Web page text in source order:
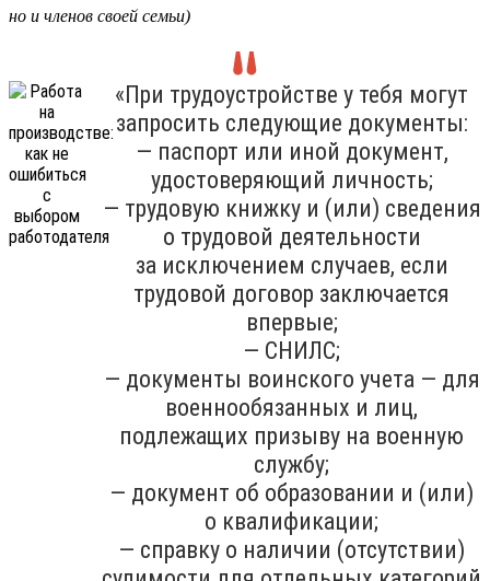
но и членов своей семьи)
«При трудоустройстве у тебя могут
запросить следующие документы:
— паспорт или иной документ,
удостоверяющий личность;
— трудовую книжку и (или) сведения
о трудовой деятельности
за исключением случаев, если
трудовой договор заключается
впервые;
— СНИЛС;
— документы воинского учета — для
военнообязанных и лиц,
подлежащих призыву на военную
службу;
— документ об образовании и (или)
о квалификации;
— справку о наличии (отсутствии)